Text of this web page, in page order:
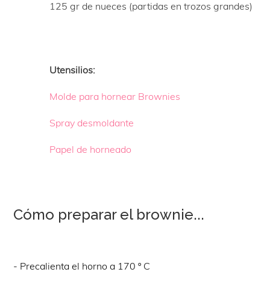
125 gr de nueces (partidas en trozos grandes)
Utensilios:
Molde para hornear Brownies
Spray desmoldante
Papel de horneado
Cómo preparar el brownie...
- Precalienta el horno a 170 º C